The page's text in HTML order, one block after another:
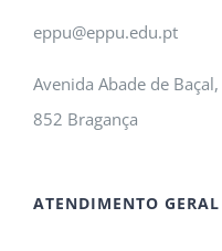
eppu@eppu.edu.pt
Avenida Abade de
852 Bragança
ATENDIMENTO GERAL